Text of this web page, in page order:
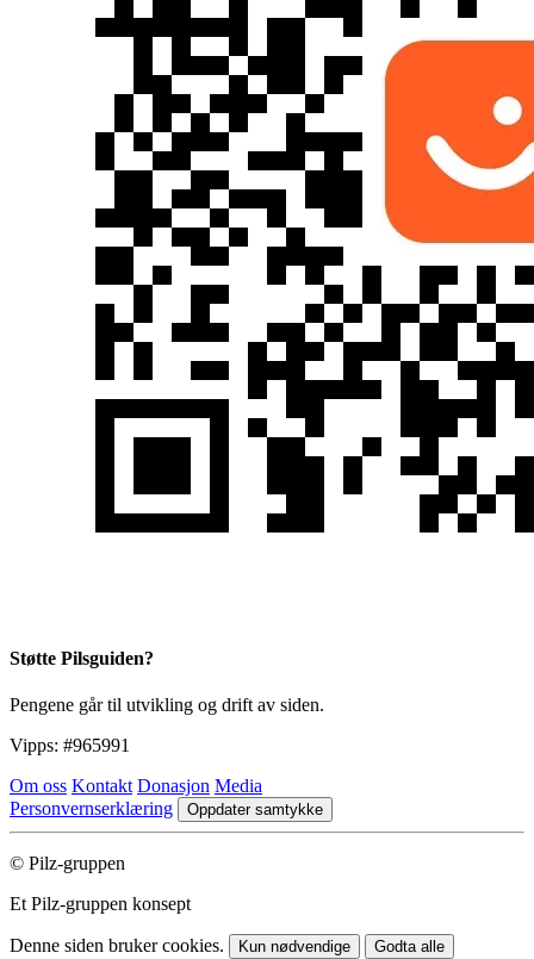
Støtte Pilsguiden?
Pengene går til utvikling og drift av siden.
Vipps: #965991
Om oss Kontakt Donasjon Media
Personvernserklæring
Oppdater samtykke
© Pilz-gruppen
Et Pilz-gruppen konsept
Denne siden bruker cookies. Kun nødvendige Godta alle